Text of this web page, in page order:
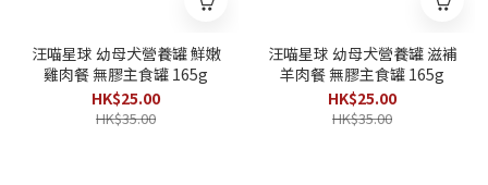
汪喵星球 幼母犬營養罐 鮮嫩
雞肉餐 無膠主食罐 165g
HK$25.00
HK$35.00
汪喵星球 幼母犬營養罐 滋補
羊肉餐 無膠主食罐 165g
HK$25.00
HK$35.00